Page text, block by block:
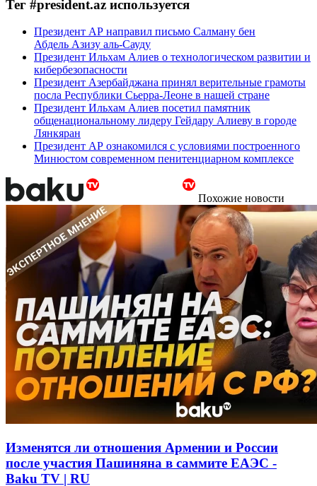
Тег #president.az используется
Президент АР направил письмо Салману бен
Абдель Азизу аль-Сауду
Президент Ильхам Алиев о технологическом развитии и
кибербезопасности
Президент Азербайджана принял верительные грамоты
посла Республики Сьерра-Леоне в нашей стране
Президент Ильхам Алиев посетил памятник
общенациональному лидеру Гейдару Алиеву в городе
Лянкяран
Президент АР ознакомился с условиями построенного
Минюстом современном пенитенциарном комплексе
Похожие новости
Изменятся ли отношения Армении и России
после участия Пашиняна в саммите ЕАЭС -
Baku TV | RU